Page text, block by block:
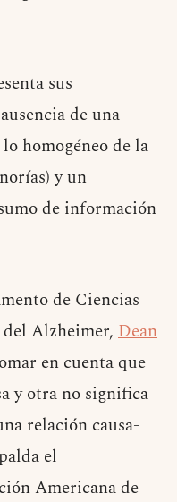
sus
de una
homogéneo de la
y un
de información
de Ciencias
Alzheimer, Dean
en cuenta que
y otra no significa
relación causa-
el
Americana de